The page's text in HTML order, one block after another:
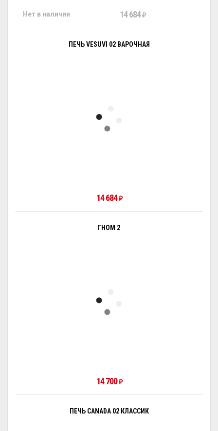
Нет в наличии 14 684₽
ПЕЧЬ VESUVI 02 ВАРОЧНАЯ
14 684₽
ГНОМ 2
14 700₽
ПЕЧЬ CANADA 02 КЛАССИК